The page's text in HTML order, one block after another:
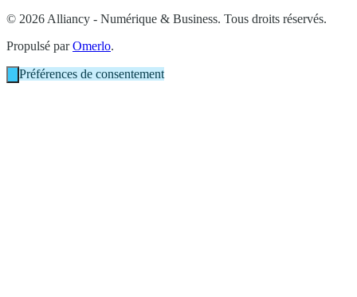
© 2026 Alliancy - Numérique & Business. Tous droits réservés.
Propulsé parOmerlo.
Préférences de consentement